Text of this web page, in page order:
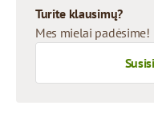
Turite klausimų?
Mes mielai padėsime!